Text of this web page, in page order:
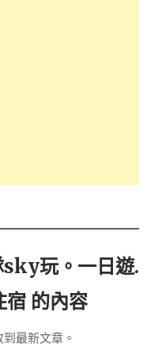
sky玩。一日遊.
宿 的內容
最新文章。